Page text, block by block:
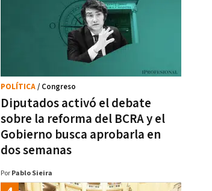
Diputados activó el debate
sobre la reforma del BCRA y el
Gobierno busca aprobarla en
dos semanas
POLÍTICA/ Congreso
Por Pablo Sieira